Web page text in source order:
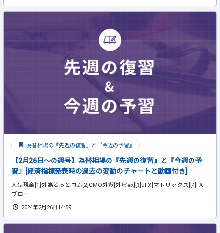
為替相場の『先週の復習』と『今週の予習』
【2月26日～の週号】為替相場の『先週の復習』と『今週の予
習』[経済指標発表時の過去の変動のチャートと動画付き]
人気現金[1]外為どっとコム[2]GMO外貨[外貨ex][3]JFX[マトリックス][4]FX
ブロー...
2024年2月26日14:59